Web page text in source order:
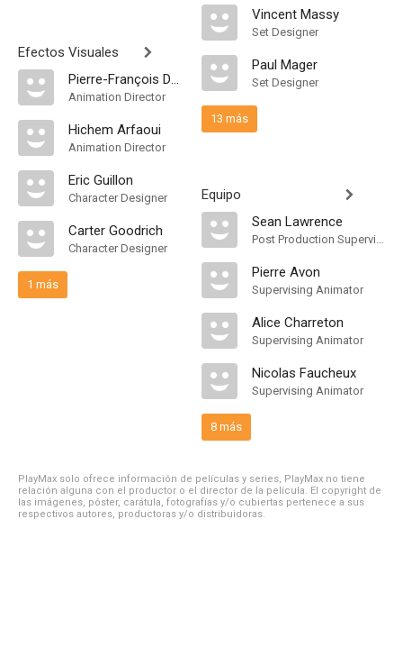
Efectos Visuales
Pierre-François Duhamel
Animation Director
Hichem Arfaoui
Animation Director
Eric Guillon
Character Designer
Carter Goodrich
Character Designer
1 más
Vincent Massy
Set Designer
Paul Mager
Set Designer
13 más
Equipo
Sean Lawrence
Post Production Supervisor
Pierre Avon
Supervising Animator
Alice Charreton
Supervising Animator
Nicolas Faucheux
Supervising Animator
8 más
PlayMax solo ofrece información de películas y series, PlayMax no tiene
relación alguna con el productor o el director de la película. El copyright de
las imágenes, póster, carátula, fotografías y/o cubiertas pertenece a sus
respectivos autores, productoras y/o distribuidoras.